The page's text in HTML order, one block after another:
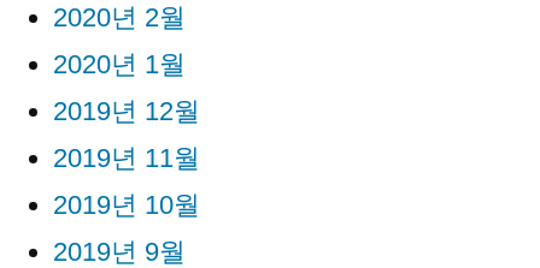
2020년 2월
2020년 1월
2019년 12월
2019년 11월
2019년 10월
2019년 9월